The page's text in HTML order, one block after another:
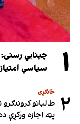
۱
چینایي
سیاسي
۲ ځانګړی
طالبانو
پټه اجازه ورکړې